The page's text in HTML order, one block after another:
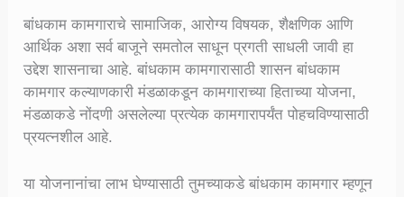
बांधकाम कामगाराचे सामाजिक, आरोग्य विषयक, शैक्षणिक आणि
आर्थिक अशा सर्व बाजूने समतोल साधून प्रगती साधली जावी हा
उद्देश शासनाचा आहे. बांधकाम कामगारासाठी शासन बांधकाम
कामगार कल्याणकारी मंडळाकडून कामगाराच्या हिताच्या योजना,
मंडळाकडे नोंदणी असलेल्या प्रत्येक कामगारापर्यंत पोहचविण्यासाठी
प्रयत्नशील आहे.
या योजनानांचा लाभ घेण्यासाठी तुमच्याकडे बांधकाम कामगार म्हणून